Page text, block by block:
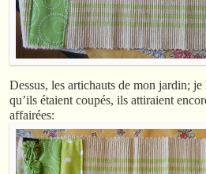
Dessus, les artichauts de mon jardin;
qu’ils étaient coupés, ils attiraient
affairées: